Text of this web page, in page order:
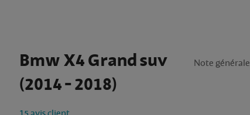
Bmw X4 Grand suv
(2014 - 2018)
Note générale